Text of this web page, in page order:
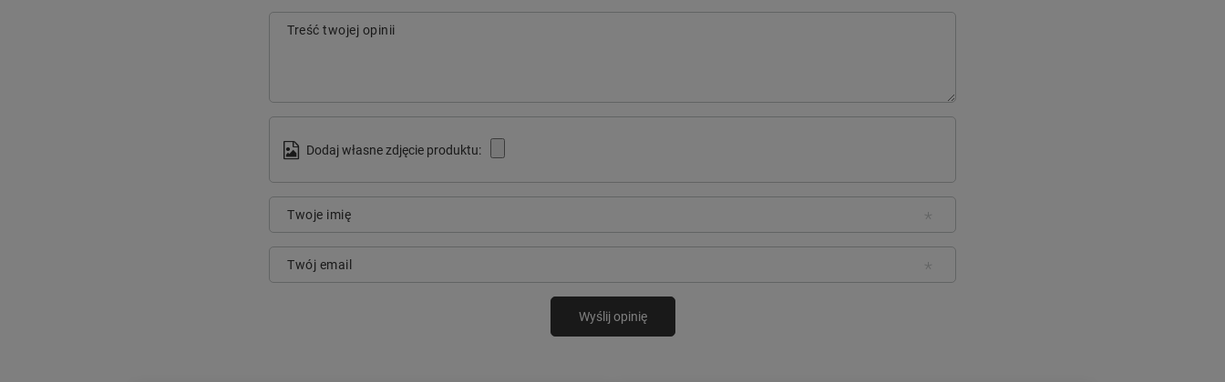
Treść twojej opinii
Dodaj własne zdjęcie produktu:
Twoje imię
Twój email
Wyślij opinię